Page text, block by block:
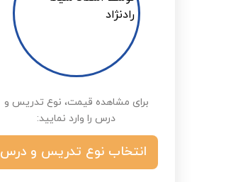
برای مشاهده قیمت، نوع تدریس و
درس را وارد نمایید:
انتخاب نوع تدریس و درس